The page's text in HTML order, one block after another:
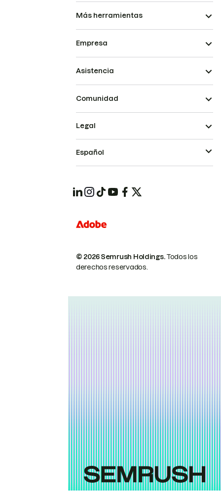
Más herramientas
Empresa
Asistencia
Comunidad
© 2026 Semrush Holdings.Todos los
derechos reservados.
Legal
Español